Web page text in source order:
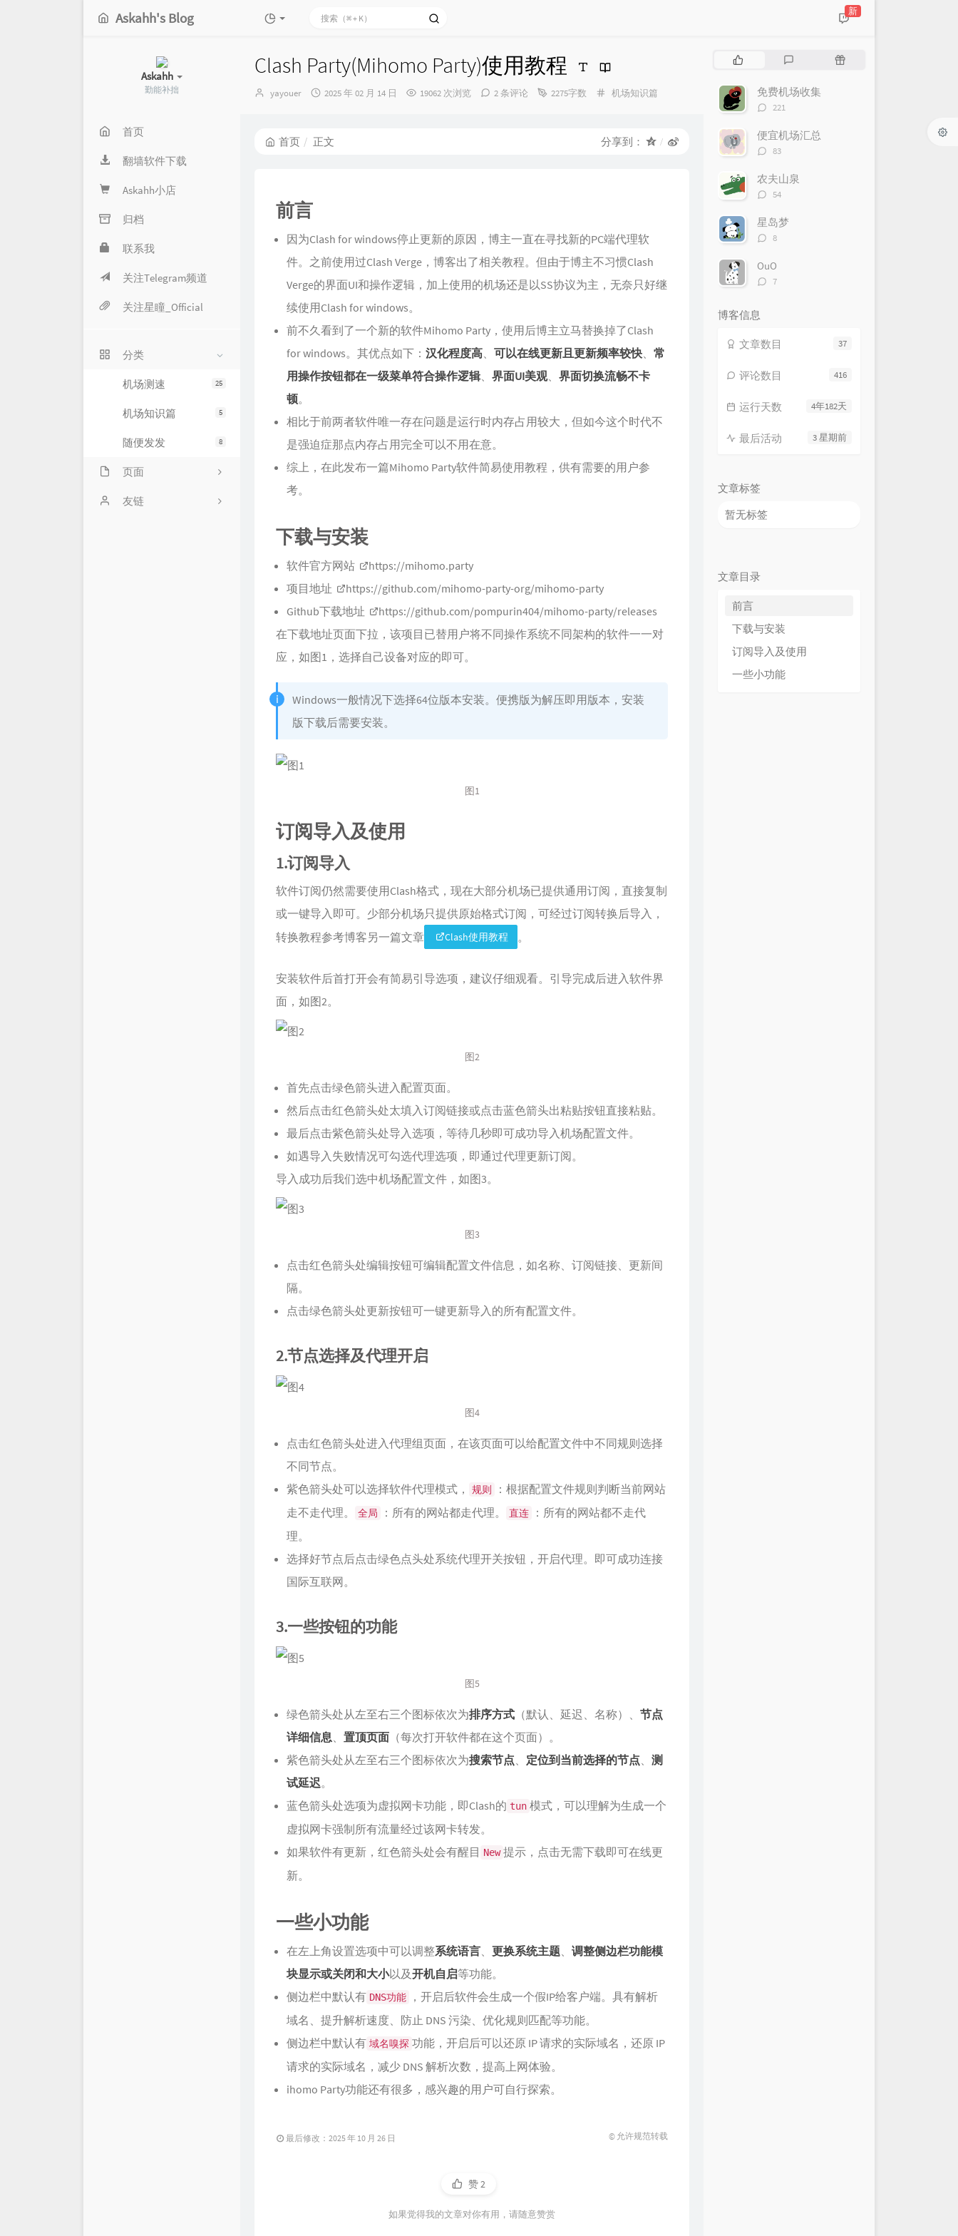
Askahh's Blog 新
Askahh
勤能补拙
首页
翻墙软件下载
Askahh小店
归档
联系我
关注Telegram频道
关注星瞳_Official
分类
25
机场测速
5
机场知识篇
8
随便发发
页面
777友链
Clash Party(Mihomo Party)使用教程
博
yayouer
发
2025 年 02 月 14 日 19062 次浏览 2 条评论 2275字数
分
机场知识篇
首页 正文 分享到：
前言
因为Clash for windows停止更新的原因，博主一直在寻找新的PC端代理软
件。之前使用过Clash Verge，博客出了相关教程。但由于博主不习惯Clash
Verge的界面UI和操作逻辑，加上使用的机场还是以SS协议为主，无奈只好继
续使用Clash for windows。
前不久看到了一个新的软件Mihomo Party，使用后博主立马替换掉了Clash
for windows。其优点如下： 汉化程度高、 可以在线更新且更新频率较快、 常
用操作按钮都在一级菜单符合操作逻辑、 界面UI美观、 界面切换流畅不卡
顿。
相比于前两者软件唯一存在问题是运行时内存占用较大，但如今这个时代不
是强迫症那点内存占用完全可以不用在意。
综上，在此发布一篇Mihomo Party软件简易使用教程，供有需要的用户参
考。
下载与安装
软件官方网站
https://mihomo.party
项目地址
https://github.com/mihomo-party-org/mihomo-party
Github下载地址
https://github.com/pompurin404/mihomo-party/releases
在下载地址页面下拉，该项目已替用户将不同操作系统不同架构的软件一一对
应，如图1，选择自己设备对应的即可。
Windows一般情况下选择64位版本安装。便携版为解压即用版本，安装
版下载后需要安装。
图1
订阅导入及使用
1.订阅导入
软件订阅仍然需要使用Clash格式，现在大部分机场已提供通用订阅，直接复制
或一键导入即可。少部分机场只提供原始格式订阅，可经过订阅转换后导入，
转换教程参考博客另一篇文章
Clash使用教程 。
安装软件后首打开会有简易引导选项，建议仔细观看。引导完成后进入软件界
面，如图2。
图2
首先点击绿色箭头进入配置页面。
然后点击红色箭头处太填入订阅链接或点击蓝色箭头出粘贴按钮直接粘贴。
最后点击紫色箭头处导入选项，等待几秒即可成功导入机场配置文件。
如遇导入失败情况可勾选代理选项，即通过代理更新订阅。
导入成功后我们选中机场配置文件，如图3。
图3
点击红色箭头处编辑按钮可编辑配置文件信息，如名称、订阅链接、更新间
隔。
点击绿色箭头处更新按钮可一键更新导入的所有配置文件。
2.节点选择及代理开启
图4
点击红色箭头处进入代理组页面，在该页面可以给配置文件中不同规则选择
不同节点。
紫色箭头处可以选择软件代理模式，
规则
：根据配置文件规则判断当前网站
走不走代理。
全局 ：所有的网站都走代理。 直连
：所有的网站都不走代
理。
选择好节点后点击绿色点头处系统代理开关按钮，开启代理。即可成功连接
国际互联网。
3.一些按钮的功能
图5
绿色箭头处从左至右三个图标依次为排序方式 （默认、延迟、名称）、 节点
详细信息、 置顶页面 （每次打开软件都在这个页面）。
紫色箭头处从左至右三个图标依次为搜索节点、 定位到当前选择的节点、 测
试延迟。
蓝色箭头处选项为虚拟网卡功能，即Clash的 tun 模式，可以理解为生成一个
虚拟网卡强制所有流量经过该网卡转发。
如果软件有更新，红色箭头处会有醒目 New 提示，点击无需下载即可在线更
新。
一些小功能
在左上角设置选项中可以调整系统语言、 更换系统主题、 调整侧边栏功能模
块显示或关闭和大小以及开机自启等功能。
侧边栏中默认有 DNS功能
，开启后软件会生成一个假IP给客户端。具有解析
域名、提升解析速度、防止 DNS 污染、优化规则匹配等功能。
侧边栏中默认有 域名嗅探 功能，开启后可以还原 IP 请求的实际域名，还原 IP
请求的实际域名，减少 DNS 解析次数，提高上网体验。
ihomo Party功能还有很多，感兴趣的用户可自行探索。
最后修改：2025 年 10 月 26 日 © 允许规范转载
赞2
如果觉得我的文章对你有用，请随意赞赏
文
评
随
免费机场收集
评
数：
221
便宜机场汇总
评
数：
83
农夫山泉
评
数：
54
星岛梦
评
数：
8
OuO
评
7
博客信息
37
文章数目
416
评论数目
4年182天
运行天数
3 星期前
最后活动
文章标签
暂无标签
文章目录
前言
下载与安装
订阅导入及使用
一些小功能